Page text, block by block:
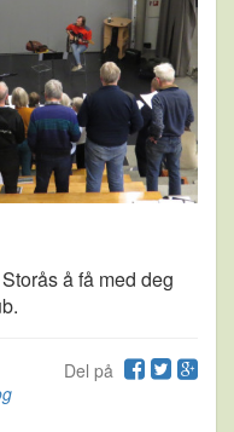
å få med deg
Del på